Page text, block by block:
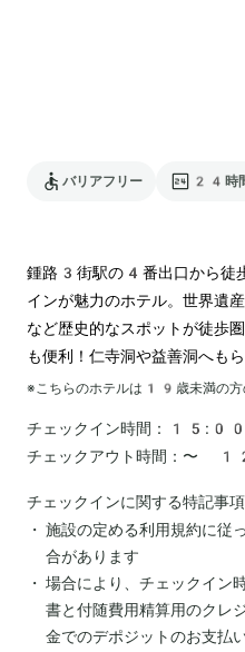
バリアフリー 24時間
鍾路3街駅の4番出口から徒
インが魅力のホテル。世界遺
など歴史的なスポットが徒歩
も便利！仁寺洞や益善洞へも
※こちらのホテルは 19 歳未満の方
チェックイン時間：
チェックアウト時間： 〜
チェックインに関する特記事項
施設の定める利用規約に従
合があります
場合により、チェックイン
書と付随費用精算用のクレ
金でのデポジットのお支払